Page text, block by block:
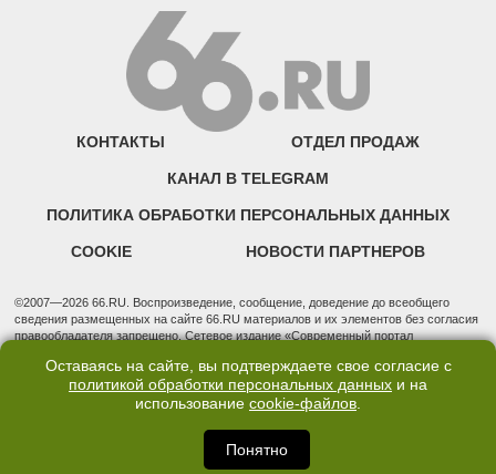
КОНТАКТЫ ОТДЕЛ ПРОДАЖ
КАНАЛ В TELEGRAM
ПОЛИТИКА ОБРАБОТКИ ПЕРСОНАЛЬНЫХ ДАННЫХ
COOKIE НОВОСТИ ПАРТНЕРОВ
©2007—2026 66.RU. Воспроизведение, сообщение, доведение до всеобщего
сведения размещенных на сайте 66.RU материалов и их элементов без согласия
правообладателя запрещено. Сетевое издание «Современный портал
надзору в сфере связи, информационных технологий и массовых коммуникаций
(Роскомнадзор). Регистрационный номер ЭЛ № ФС 77 - 76634 от 02.09.2019
Учредитель: Общество с ограниченной ответственностью "66.ру". Юридический
3, оф. 7015 Фактический адрес редакции и отдела продаж: 620014, Свердловская
обл., г. Екатеринбург, ул. Бориса Ельцина, д. 3, оф. 7015, +7 (343) 288-50-66
info@news.66.ru Главный редактор: Шлыков Дмитрий Владимирович
Оставаясь на сайте, вы подтверждаете свое согласие с
политикой обработки персональных данных и на
использование cookie-файлов.
Понятно